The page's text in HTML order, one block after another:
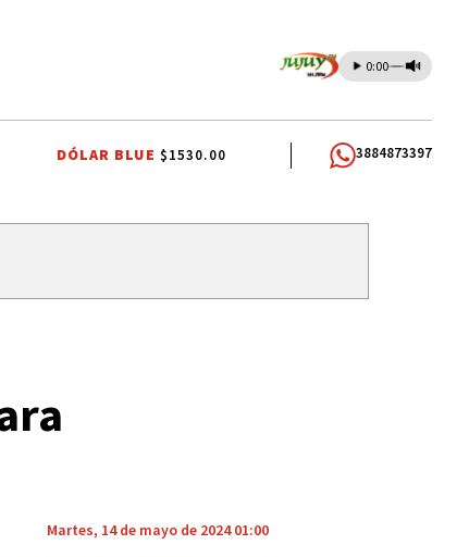
0:00
ALTO COMEDERO PREMIOS SAN SALVADOR LEY DE PROPIEDAD
DÓLAR BLUE $1530.00 3884873397
Martes, 14 de mayo de 2024 01:00